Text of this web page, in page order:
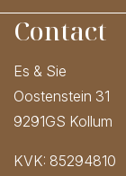
Contact
Es & Sie
Oostenstein 31
9291GS Kollum
KVK: 85294810